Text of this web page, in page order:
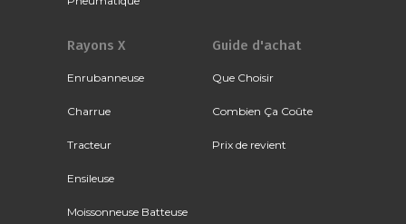
Rayons X
Enrubanneuse
Charrue
Tracteur
Ensileuse
Moissonneuse Batteuse
Guide d'achat
Que Choisir
Combien Ça Coûte
Prix de revient